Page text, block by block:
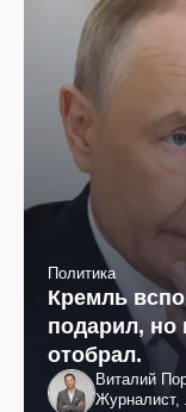
Политика
Кремль
подарил, но
отобрал.
Виталий
Журналист,